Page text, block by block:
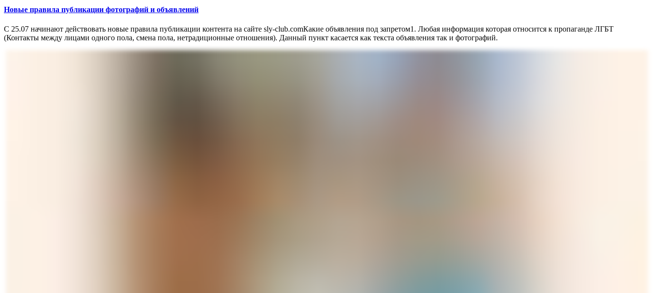
Новые правила публикации фотографий и объявлений
С 25.07 начинают действовать новые правила публикации контента на сайте sly-club.comКакие объявления под запретом1. Любая информация которая относится к пропаганде ЛГБТ
(Контакты между лицами одного пола, смена пола, нетрадиционные отношения). Данный пункт касается как текста объявления так и фотографий.